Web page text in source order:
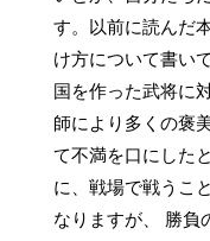
す。以前に読んだ
け方について書い
国を作った武将に
師により多くの褒
て不満を口にした
に、戦場で戦うこ
なりますが、 勝負